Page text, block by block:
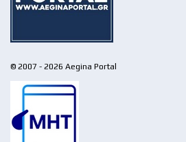
© 2007 - 2026 Aegina Portal